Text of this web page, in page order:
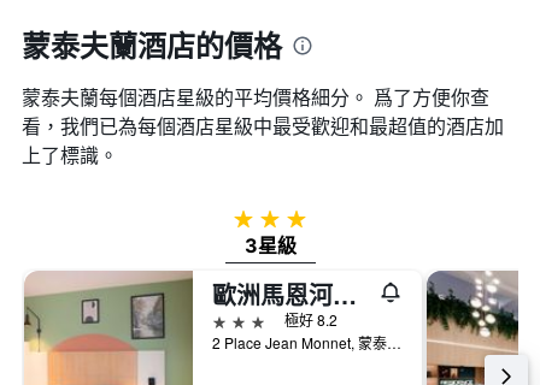
價
格
預
訂
期
的
天
數
軸，
顯
蒙泰夫蘭酒店的價格
蒙泰夫蘭​每個酒店星級的平均價格細分。 爲了方便你查
看，我們已為每個酒店星級中最受歡迎和最超值的酒店加
上了標識。
3星級
3星級
歐洲馬恩河谷宜必思酒店
3星級
極好 8.2
2 Place Jean Monnet, 蒙泰夫蘭, 塞納-馬恩省, 法國